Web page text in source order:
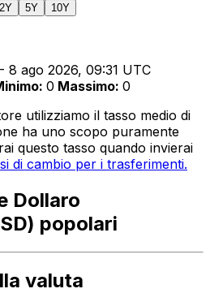
2Y 5Y 10Y
8 ago 2026, 09:31 UTC
: 0 Massimo: 0
utilizziamo il tasso medio di
ha uno scopo puramente
questo tasso quando invierai
di cambio per i trasferimenti.
Dollaro
popolari
valuta